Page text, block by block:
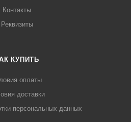
Контакты
Реквизиты
КУПИТЬ
оплаты
доставки
персональных данных